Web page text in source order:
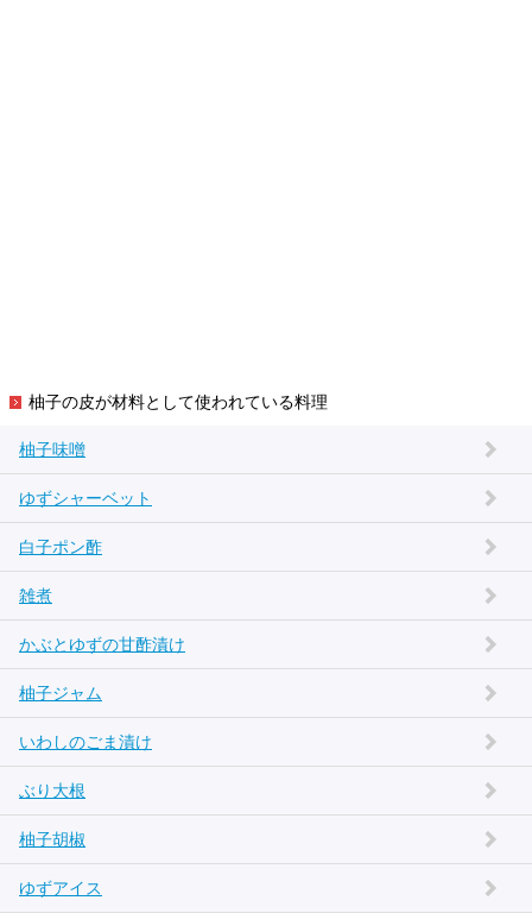
柚子の皮が材料として使われている料理
柚子味噌
ゆずシャーベット
白子ポン酢
雑煮
かぶとゆずの甘酢漬け
柚子ジャム
いわしのごま漬け
ぶり大根
柚子胡椒
ゆずアイス